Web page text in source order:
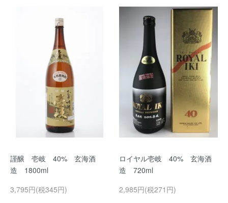
謹醸 壱岐 40% 玄海酒
造 1800ml
3,795円(税345円)
ロイヤル壱岐 40% 玄海酒
造 720ml
2,985円(税271円)